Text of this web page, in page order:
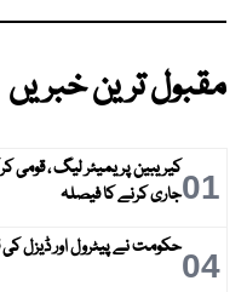
مقبول ترین خبریں
01جاری کرنے کا فیصلہ
04حکومت نے پیٹرول اور ڈیزل